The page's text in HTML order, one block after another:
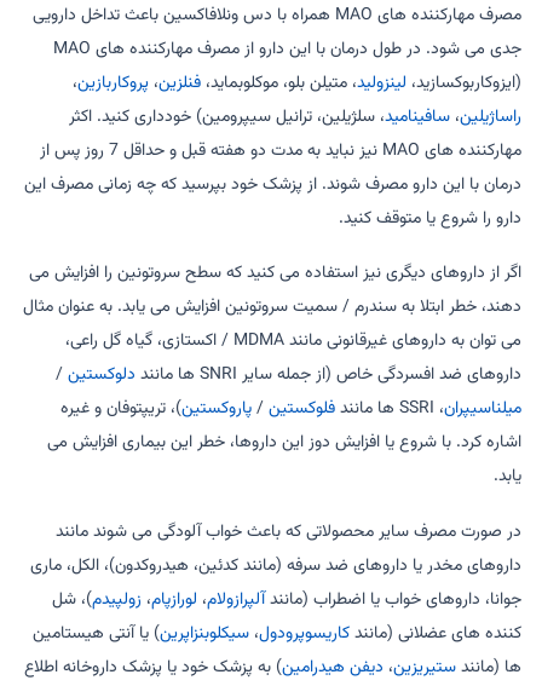
مصرف مهارکننده های MAO همراه با دس ونلافاکسین باعث تداخل دارویی
جدی می شود. در طول درمان با این دارو از مصرف مهارکننده های MAO
(ایزوکاربوکسازید، لینزولید، متیلن بلو، موکلوبماید،فنلزین،پروکاربازین،
راساژیلین،سافینامید، سلژیلین، ترانیل سیپرومین) خودداری کنید. اکثر
مهارکننده های MAO نیز نباید به مدت دو هفته قبل و حداقل 7 روز پس از
درمان با این دارو مصرف شوند. از پزشک خود بپرسید که چه زمانی مصرف این
دارو را شروع یا متوقف کنید.
اگر از داروهای دیگری نیز استفاده می کنید که سطح سروتونین را افزایش می
دهند، خطر ابتلا به سندرم / سمیت سروتونین افزایش می یابد. به عنوان مثال
می توان به داروهای غیرقانونی مانند MDMA / اکستازی، گیاه گل راعی،
داروهای ضد افسردگی خاص (از جمله سایر SNRI ها مانند
دلوکستین/
میلناسیپران، SSRI ها مانند فلوکستین/پاروکستین)، تریپتوفان و غیره
اشاره کرد. با شروع یا افزایش دوز این داروها، خطر این بیماری افزایش می
یابد.
در صورت مصرف سایر محصولاتی که باعث خواب آلودگی می شوند مانند
داروهای مخدر یا داروهای ضد سرفه (مانند کدئین، هیدروکدون)، الکل، ماری
جوانا، داروهای خواب یا اضطراب (مانندآلپرازولام، لورازپام، زولپیدم)، شل
کننده های عضلانی (مانندکاریسوپرودول،سیکلوبنزاپرین) یا آنتی هیستامین
ها (مانندستیریزین، دیفن هیدرامین) به پزشک خود یا پزشک داروخانه اطلاع